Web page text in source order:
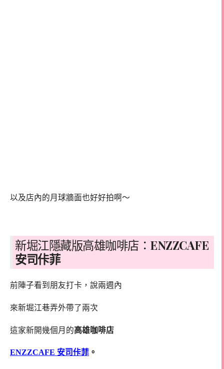
以及店內的月球牆面也好好拍啊～
新堀江隱藏版高雄咖啡店： ENZZCAFE
安司佧菲
前陣子看到朋友打卡，說兩週內
來新堀江巷弄外帶了兩次
這家新開幾個月的高雄咖啡店
ENZZCAFE 安司佧菲 。